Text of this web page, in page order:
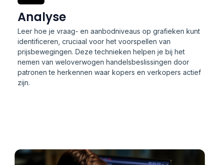
Analyse
Leer hoe je vraag- en aanbodniveaus op grafieken kunt
identificeren, cruciaal voor het voorspellen van
prijsbewegingen. Deze technieken helpen je bij het
nemen van weloverwogen handelsbeslissingen door
patronen te herkennen waar kopers en verkopers actief
zijn.